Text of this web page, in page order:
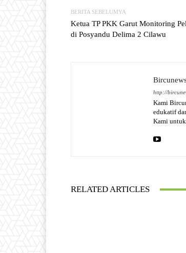
BERITA SEBELUMYA
Ketua TP PKK Garut Monitoring
di Posyandu Delima 2 Cilawu
http://
Kami
edukatif
Kami
RELATED ARTICLES